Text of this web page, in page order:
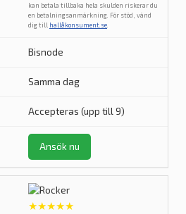
kan betala tillbaka hela skulden riskerar du
en betalningsanmärkning. För stöd, vänd
dig till hallåkonsument.se
Bisnode
Samma dag
Accepteras (upp till 9)
Ansök nu
★★★★★